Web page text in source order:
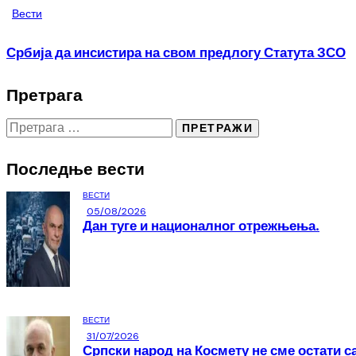
Вести
Србија да инсистира на свом предлогу Статута ЗСО
Претрага
Последње вести
ВЕСТИ
05/08/2026
Дан туге и националног отрежњења.
ВЕСТИ
31/07/2026
Српски народ на Космету не сме остати